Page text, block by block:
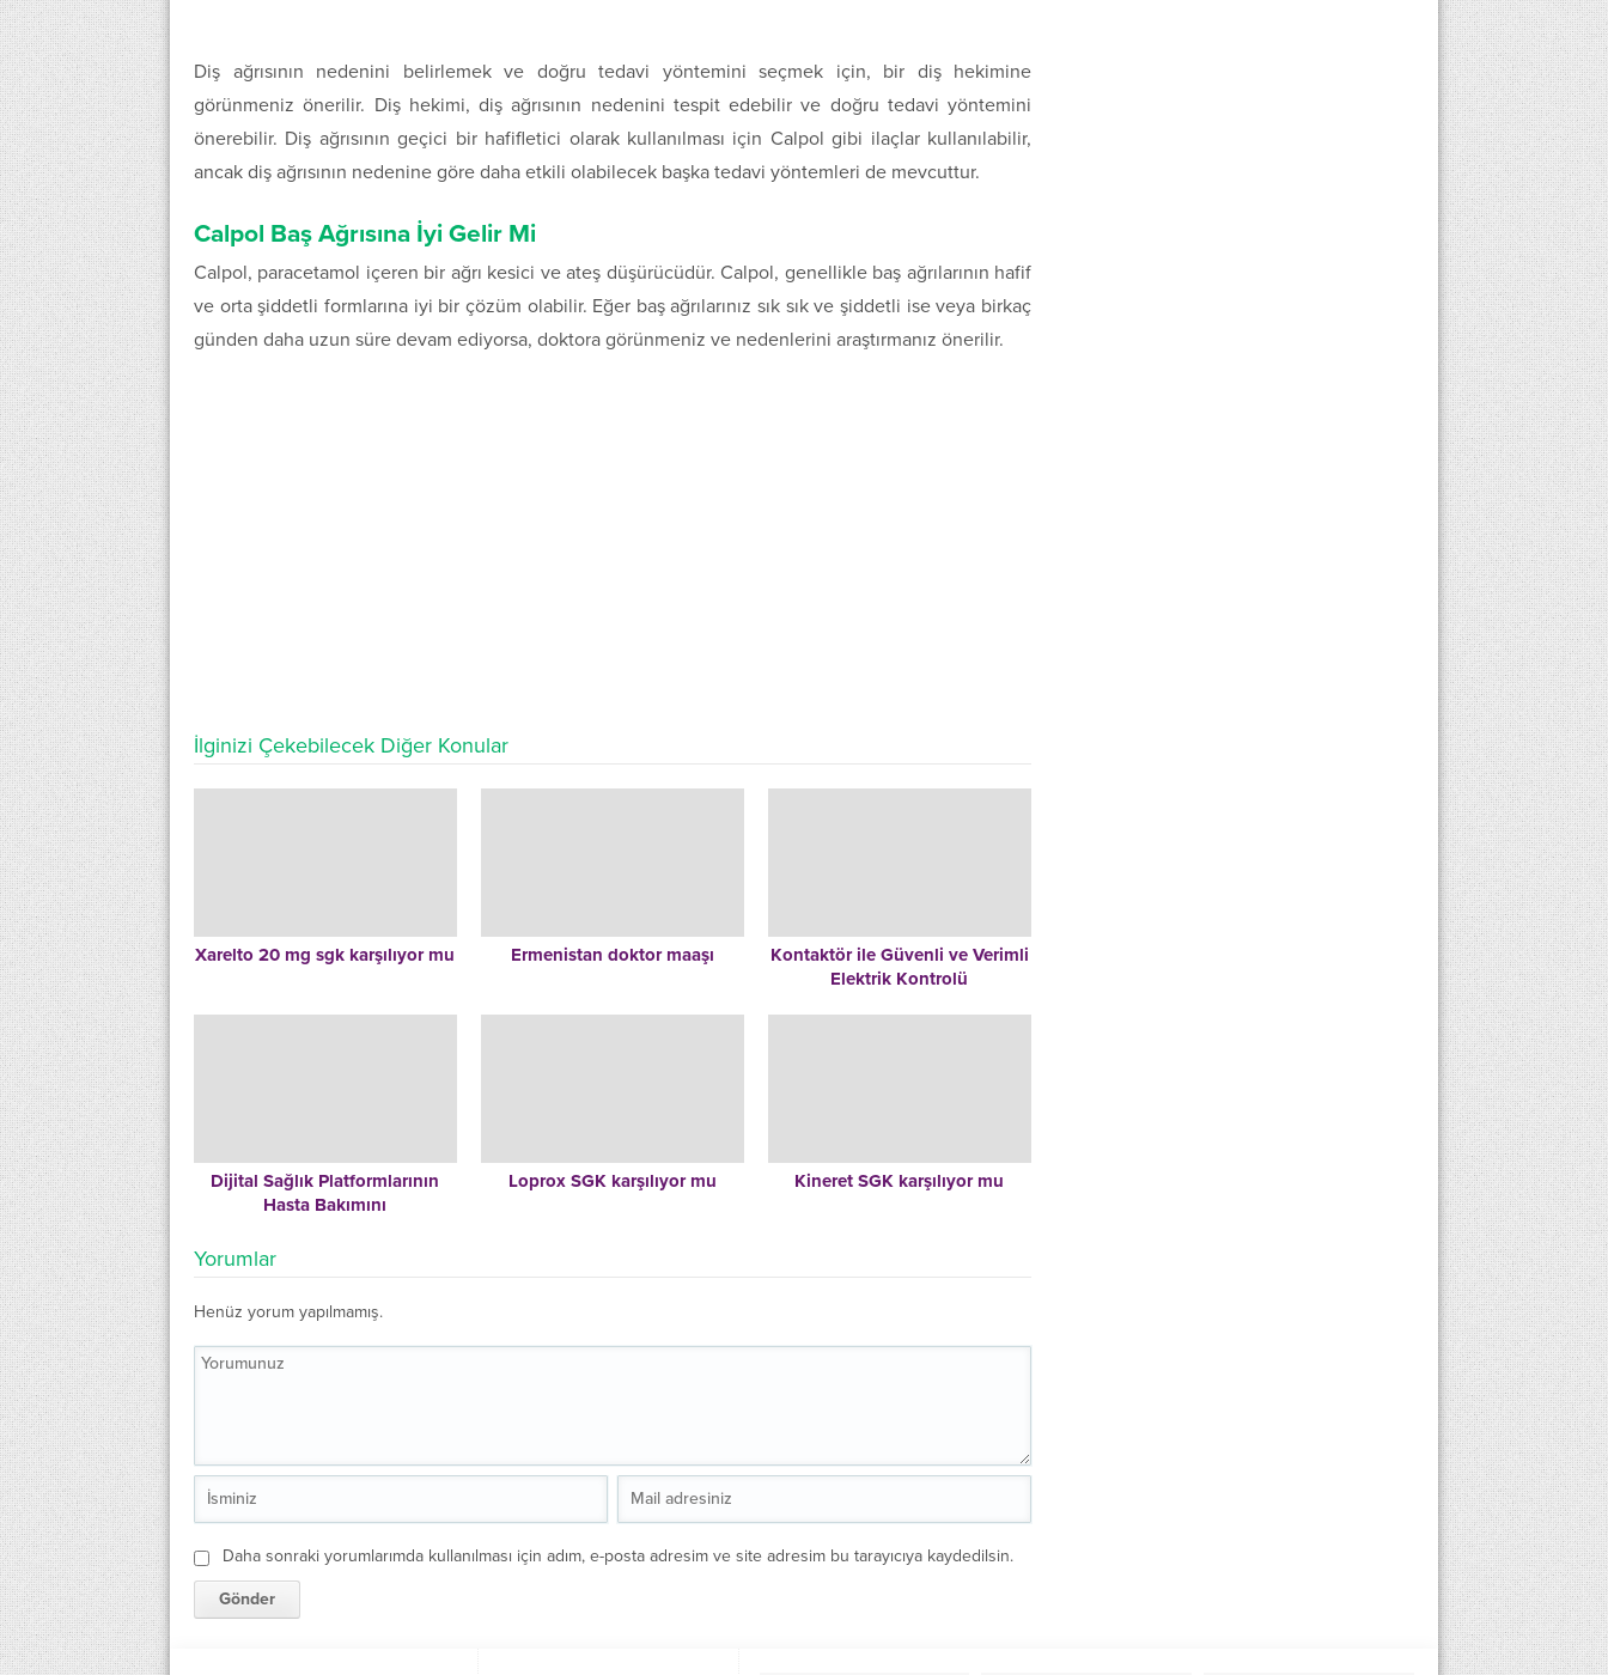
Diş ağrısının nedenini belirlemek ve doğru tedavi yöntemini seçmek için, bir diş hekimine
görünmeniz önerilir. Diş hekimi, diş ağrısının nedenini tespit edebilir ve doğru tedavi yöntemini
önerebilir. Diş ağrısının geçici bir hafifletici olarak kullanılması için Calpol gibi ilaçlar kullanılabilir,
ancak diş ağrısının nedenine göre daha etkili olabilecek başka tedavi yöntemleri de mevcuttur.
Calpol Baş Ağrısına İyi Gelir Mi
Calpol, paracetamol içeren bir ağrı kesici ve ateş düşürücüdür. Calpol, genellikle baş ağrılarının hafif
ve orta şiddetli formlarına iyi bir çözüm olabilir. Eğer baş ağrılarınız sık sık ve şiddetli ise veya birkaç
günden daha uzun süre devam ediyorsa, doktora görünmeniz ve nedenlerini araştırmanız önerilir.
İlginizi Çekebilecek Diğer Konular
Xarelto 20 mg sgk karşılıyor mu Ermenistan doktor maaşı
Kontaktör ile Güvenli ve Verimli
Elektrik Kontrolü
Dijital Sağlık Platformlarının
Hasta Bakımını
Loprox SGK karşılıyor mu Kineret SGK karşılıyor mu
Yorumlar
Henüz yorum yapılmamış.
Daha sonraki yorumlarımda kullanılması için adım, e-posta adresim ve site adresim bu tarayıcıya kaydedilsin.